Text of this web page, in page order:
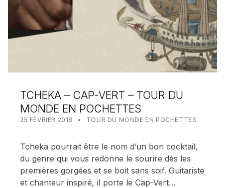
TCHEKA – CAP-VERT – TOUR DU
MONDE EN POCHETTES
POSTED ON:
25 FÉVRIER 2018 WRITTEN BY:
MEALIN
CATEGORIZED IN:
TOUR DU MONDE EN POCHETTES
Tcheka pourrait être le nom d’un bon cocktail,
du genre qui vous redonne le sourire dès les
premières gorgées et se boit sans soif. Guitariste
et chanteur inspiré, il porte le Cap-Vert…